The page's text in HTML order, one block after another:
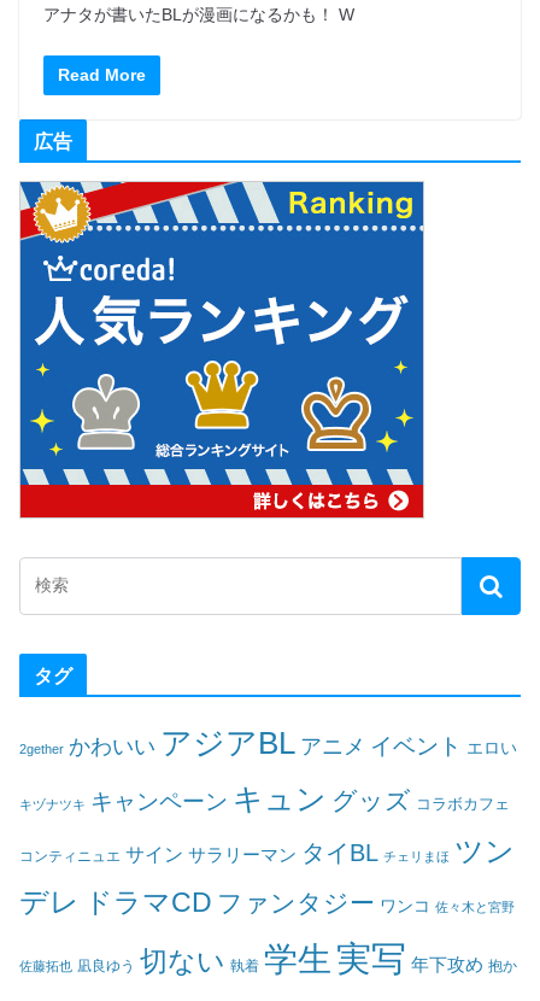
アナタが書いたBLが漫画になるかも！ W
Read More
広告
タグ
2gether かわいい アジアBL アニメ イベント エロい
キヅナツキ キャンペーン キュン グッズ コラボカフェ
コンティニュエ サイン サラリーマン タイBL チェリまほ ツン
デレ
ドラマCD ファンタジー ワンコ 佐々木と宮野
佐藤拓也 凪良ゆう 切ない 執着 学生 実写 年下攻め 抱か